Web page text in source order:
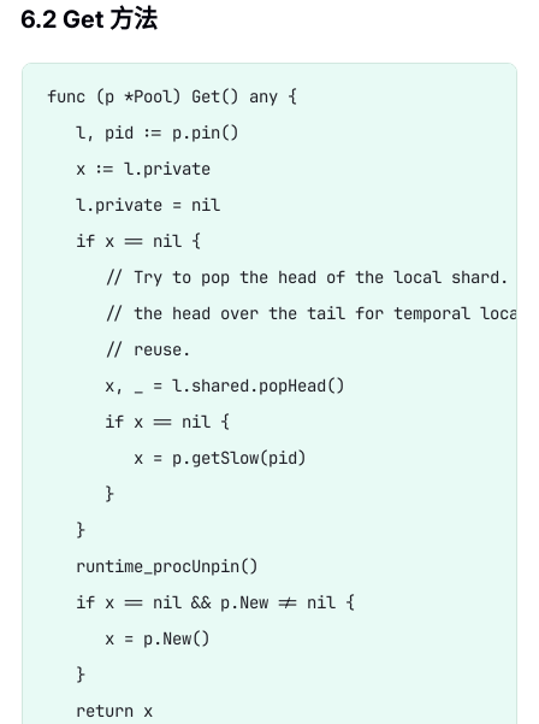
6.2 Get 方法
func (p *Pool) Get() any {
   l, pid := p.pin()
   x := l.private
   l.private = nil
   if x == nil {
// Try to pop the head of the local shard.
// the head over the tail for temporal
      // reuse.
      x, _ = l.shared.popHead()
      if x == nil {
         x = p.getSlow(pid)
      }
   }
   runtime_procUnpin()
   if x == nil && p.New != nil {
      x = p.New()
   }
   return x